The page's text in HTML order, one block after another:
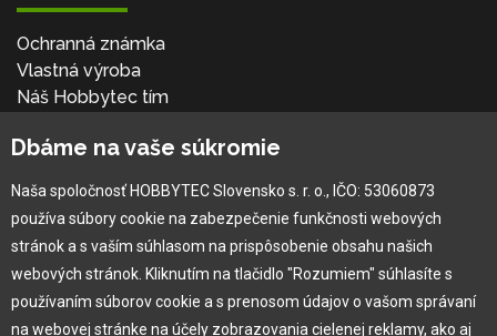
Ochranná známka
Vlastná výroba
Náš Hobbytec tím
Naša história
Pre zákazníka
Garancia najlepšej ceny
Dbáme na vaše súkromie
Naša spoločnosť HOBBYTEC Slovensko s. r. o., IČO: 53060873
používa súbory cookie na zabezpečenie funkčnosti webových
stránok a s vaším súhlasom na prispôsobenie obsahu našich
webových stránok. Kliknutím na tlačidlo "Rozumiem" súhlasíte s
používaním súborov cookie a s prenosom údajov o vašom správaní
na webovej stránke na účely zobrazovania cielenej reklamy, ako aj